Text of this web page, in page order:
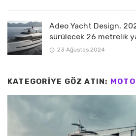
Adeo Yacht Design,
sürülecek 26 metrelik
23 Ağustos 2024
KATEGORIYE GÖZ ATIN: